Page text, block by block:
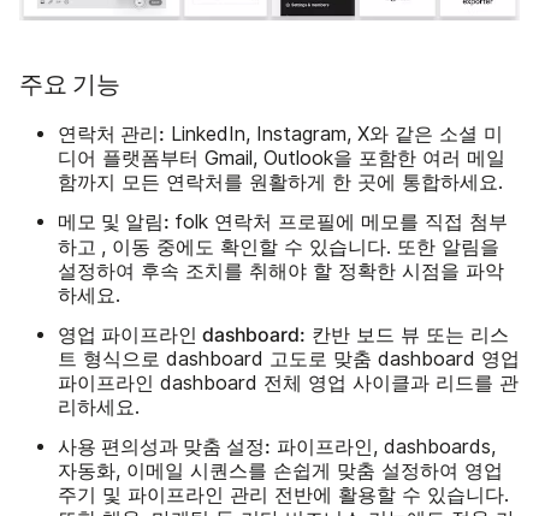
주요 기능
연락처 관리: LinkedIn, Instagram, X와 같은 소셜 미
디어 플랫폼부터 Gmail, Outlook을 포함한 여러 메일
함까지 모든 연락처를 원활하게 한 곳에 통합하세요.
메모 및 알림: folk 연락처 프로필에 메모를 직접 첨부
하고 , 이동 중에도 확인할 수 있습니다. 또한 알림을
설정하여 후속 조치를 취해야 할 정확한 시점을 파악
하세요.
영업 파이프라인 dashboard: 칸반 보드 뷰 또는 리스
트 형식으로 dashboard 고도로 맞춤 dashboard 영업
파이프라인 dashboard 전체 영업 사이클과 리드를 관
리하세요.
사용 편의성과 맞춤 설정: 파이프라인, dashboards,
자동화, 이메일 시퀀스를 손쉽게 맞춤 설정하여 영업
주기 및 파이프라인 관리 전반에 활용할 수 있습니다.